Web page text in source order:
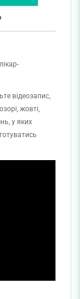
відеозапис,
жовті,
у яких